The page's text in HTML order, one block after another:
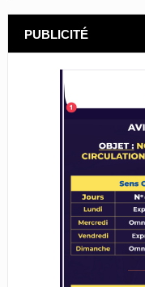
PUBLICITÉ